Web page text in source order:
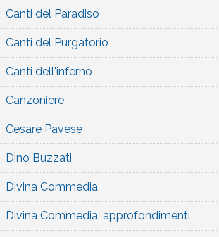
Canti del Paradiso
Canti del Purgatorio
Canti dell'inferno
Canzoniere
Cesare Pavese
Dino Buzzati
Divina Commedia
Divina Commedia, approfondimenti